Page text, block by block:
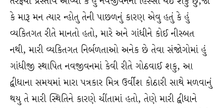
કે મારૂ મન ત્યાર ન્હોતુ તેની પાછળનું કારણ એવુ હતું કે હું
વ્યકિતગત રીતે માનતો હતો, મારે અને ગાંધીને કોઈ નીસ્બત
નથી, મારી વ્યકિતગત નિર્બળતાઓ અનેક છે તેવા સંજોગોમાં હું
ગાંધીજી સ્થાપિત નવજીવનમાં કેવી રીતે ગોઠવાઈ શકુ, આ
દ્વીધાના સમયમાં મારા પત્રકાર મિત્ર ઉર્વીશ કોઠારી સાથે મળવાનું
થયુ તે મારી સ્થિતિને કારણે ચીંતામાં હતો, તેણે મારી દ્વીધાને